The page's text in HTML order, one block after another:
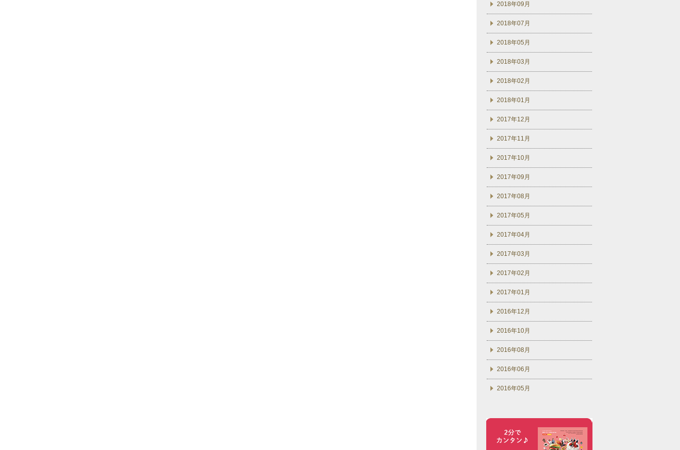
2018年09月
2018年07月
2018年05月
2018年03月
2018年02月
2018年01月
2017年12月
2017年11月
2017年10月
2017年09月
2017年08月
2017年05月
2017年04月
2017年03月
2017年02月
2017年01月
2016年12月
2016年10月
2016年08月
2016年06月
2016年05月